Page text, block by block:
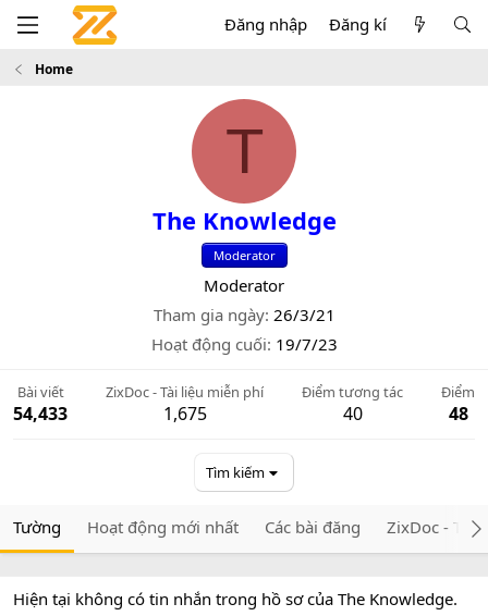
Đăng nhập Đăng kí
Home
T
The Knowledge
Moderator
Moderator
Tham gia ngày 26/3/21
Hoạt động cuối 19/7/23
Bài viết
54,433
ZixDoc - Tài liệu miễn phí
1,675
Điểm tương tác
40
Điểm
48
Tìm kiếm
Tường Hoạt động mới nhất Các bài đăng ZixDoc - Tài
Hiện tại không có tin nhắn trong hồ sơ của The Knowledge.